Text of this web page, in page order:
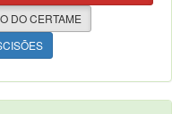
DO CERTAME